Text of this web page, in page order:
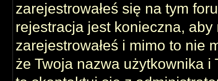
zarejestrowałeś się na tym
rejestracja jest konieczna,
zarejestrowałeś i mimo to nie
że Twoja nazwa użytkownika i